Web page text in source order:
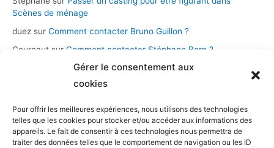
Gérer le consentement aux
cookies
Pour offrir les meilleures expériences, nous utilisons des technologies
telles que les cookies pour stocker et/ou accéder aux informations des
appareils. Le fait de consentir à ces technologies nous permettra de
traiter des données telles que le comportement de navigation ou les ID
Scènes de ménage
duez sur Comment contacter Bruno Guillon ?
Coureaut sur Comment contacter Stéphane Bern ?
Comment contacter la chaîne Novo 19 ?
Catégories
Assistance et démarches